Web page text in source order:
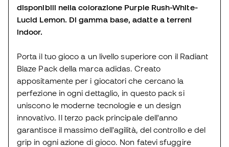
disponibili nella colorazione Purple Rush-White-
Lucid Lemon. Di gamma base, adatte a terreni
indoor.
Porta il tuo gioco a un livello superiore con il Radiant
Blaze Pack della marca adidas. Creato
appositamente per i giocatori che cercano la
perfezione in ogni dettaglio, in questo pack si
uniscono le moderne tecnologie e un design
innovativo. Il terzo pack principale dell'anno
garantisce il massimo dell'agilità, del controllo e del
grip in ogni azione di gioco. Non fatevi sfuggire